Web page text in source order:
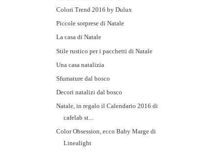
Colori Trend 2016 by Dulux
Piccole sorprese di Natale
La casa di Natale
Stile rustico per i pacchetti di Natale
Una casa natalizia
Sfumature dal bosco
Decori natalizi dal bosco
Natale, in regalo il Calendario 2016 di
cafelab st...
Color Obsession, ecco Baby Marge di
Linealight